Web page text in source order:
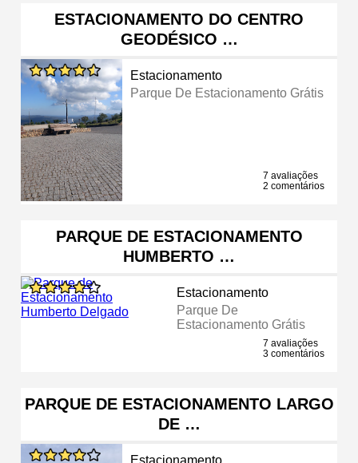
ESTACIONAMENTO DO CENTRO
GEODÉSICO …
Estacionamento
Parque De Estacionamento Grátis
7 avaliações
2 comentários
PARQUE DE ESTACIONAMENTO
HUMBERTO …
Estacionamento
Parque De
Estacionamento Grátis
7 avaliações
3 comentários
PARQUE DE ESTACIONAMENTO LARGO
DE …
Estacionamento